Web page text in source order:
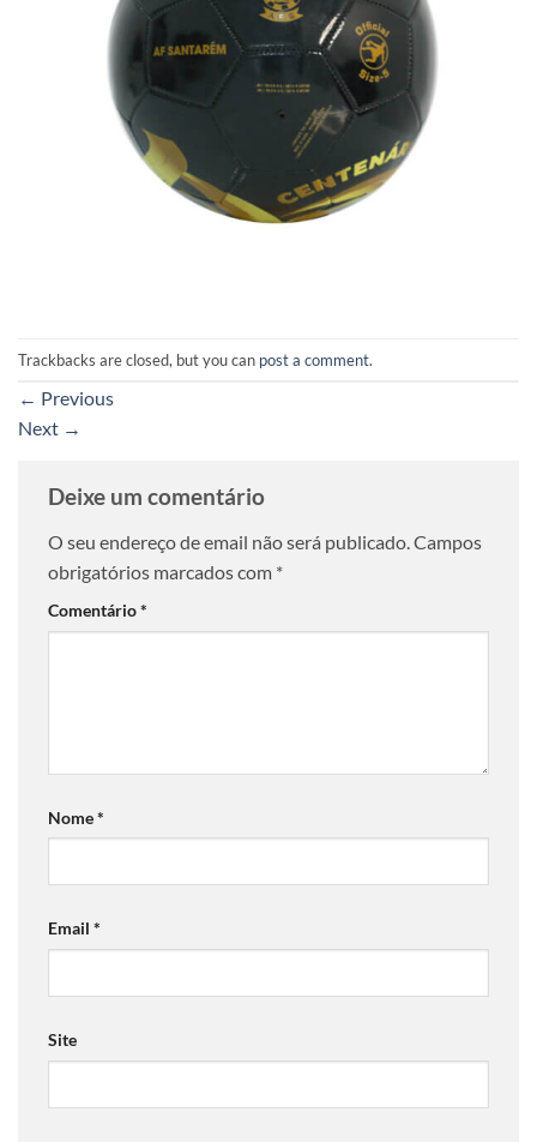
Trackbacks are closed, but you can post a comment.
← Previous
Next →
Deixe um comentário
O seu endereço de email não será publicado.Campos
obrigatórios marcados com *
Comentário*
Nome*
Email *
Site